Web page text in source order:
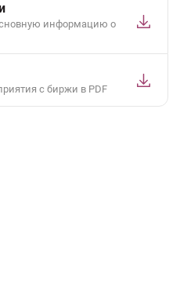
информацию о
с биржи в PDF